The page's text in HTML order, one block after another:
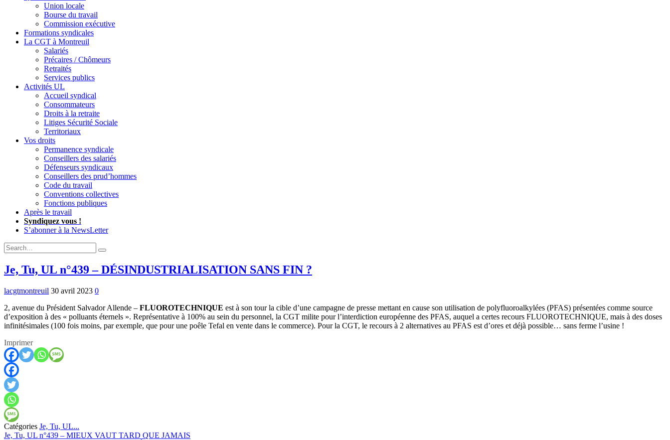
Union locale
Bourse du travail
Commission exécutive
Formations syndicales
La CGT à Montreuil
Salariés
Précaires / Chômeurs
Retraités
Services publics
Activités UL
Accueil syndical
Consommateurs
Droits à la retraite
Litiges Sécurité Sociale
Territoriaux
Vos droits
Permanence syndicale
Conseillers des salariés
Défenseurs syndicaux
Conseillers des prud’hommes
Code du travail
Conventions collectives
Fonctions publiques
Après le travail
Syndiquez vous !
S’abonner à la NewsLetter
Expand
Search
Form
Search
Je, Tu, UL n°439 – DÉSINDUSTRIALISATION SANS FIN ?
lacgtmontreuil 30 avril 2023 0
2, avenue du Président Salvador Allende – FLUOROTECHNIQUE est à son tour la cible d’une campagne de presse mettant en cause son utilisation de polyfluoroalkylées (PFAS) présentées comme source
d’exposition à des « polluants éternels ». Représentative à 100% au sein du personnel, la CGT milite pour l’interdiction européenne des PFAS, auquel a certes recours FLUOROTECHNIQUE, mais à des doses
infinitésimales (100 fois moins, par exemple, que pour une poêle Tefal en vente dans le commerce). Pour la CGT, le recours à 2 alternatives au PFAS est d’ores et déjà possible… sans ferme l’usine !
Imprimer
Catégories Je, Tu, UL...
Previous:
Je, Tu, UL n°439 – MIEUX VAUT TARD QUE JAMAIS